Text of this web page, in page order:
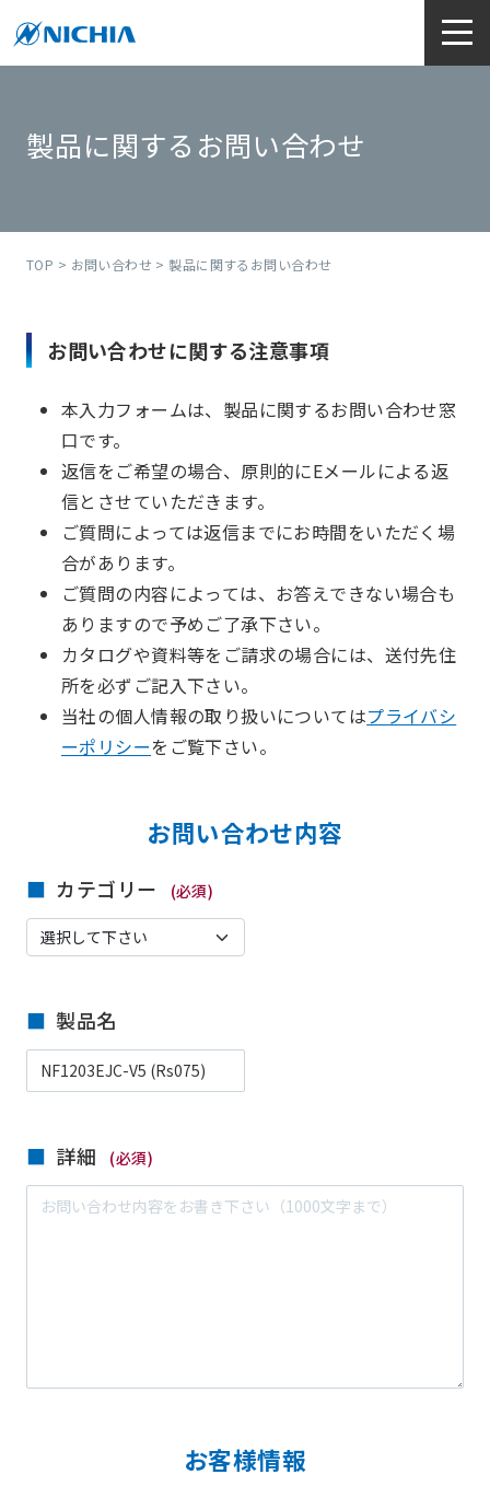
製品に関するお問い合わせ
TOP > お問い合わせ > 製品に関するお問い合わせ
お問い合わせに関する注意事項
本入力フォームは、製品に関するお問い合わせ窓
口です。
返信をご希望の場合、原則的にEメールによる返
信とさせていただきます。
ご質問によっては返信までにお時間をいただく場
合があります。
ご質問の内容によっては、お答えできない場合も
ありますので予めご了承下さい。
カタログや資料等をご請求の場合には、送付先住
所を必ずご記入下さい。
当社の個人情報の取り扱いについてはプライバシ
ーポリシーをご覧下さい。
お問い合わせ内容
カテゴリー (必須)
製品名
詳細 (必須)
お客様情報